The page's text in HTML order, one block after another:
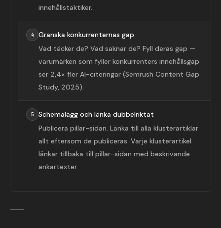
innehållstaktiker.
4
Granska konkurrenternas gap
Vad täcker de? Vad saknar de? Fyll deras gap —
varumärken som fyller konkurrenters innehållsgap
ser 2,4× fler AI-citeringar (Semrush Content Gap
Study, 2025).
5
Schemalägg och länka dubbelriktat
Publicera pillar-sidan. Länka till alla klusterartiklar
allt eftersom de publiceras. Varje klusterartikel
länkar tillbaka till pillar-sidan med beskrivande
ankartexter.